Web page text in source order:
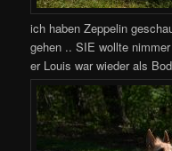
ich haben Zeppelin
gehen .. SIE wollte
er Louis war wieder als